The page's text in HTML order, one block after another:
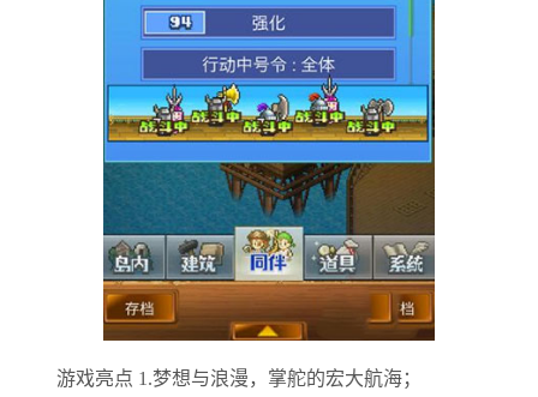
游戏亮点 1.梦想与浪漫，掌舵的宏大航海；